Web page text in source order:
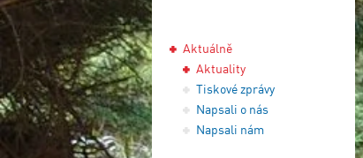
Aktuálně
Aktuality
Tiskové zprávy
Napsali o nás
Napsali nám